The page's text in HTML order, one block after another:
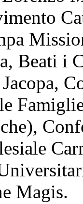
Beati i
Magis.